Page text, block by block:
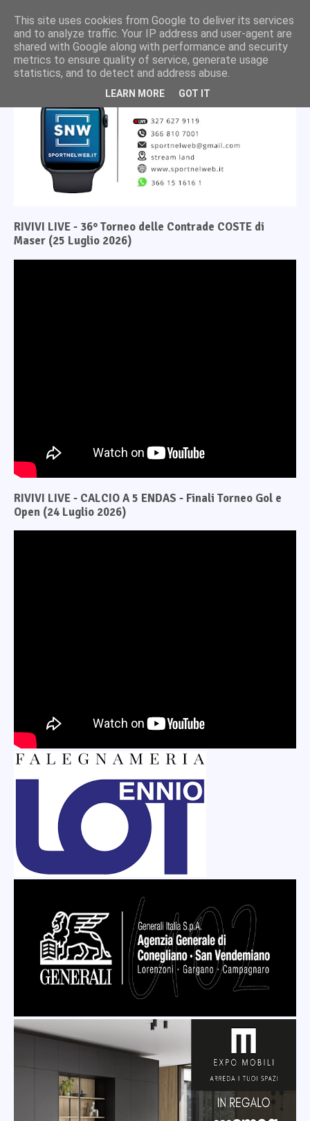
RIVIVI LIVE - 36° Torneo delle Contrade COSTE di
Maser (25 Luglio 2026)
RIVIVI LIVE - CALCIO A 5 ENDAS - Finali Torneo Gol e
Open (24 Luglio 2026)
This site uses cookies from Google to deliver its services
and to analyze traffic. Your IP address and user-agent are
shared with Google along with performance and security
metrics to ensure quality of service, generate usage
statistics, and to detect and address abuse.
LEARN MORE GOT IT